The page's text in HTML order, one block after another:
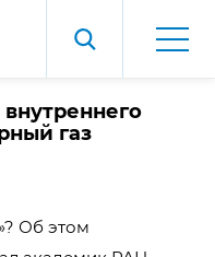
газ
Об этом